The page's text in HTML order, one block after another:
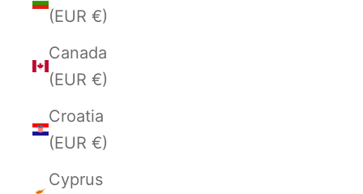
(EUR €)
Canada
(EUR €)
Croatia
(EUR €)
Cyprus